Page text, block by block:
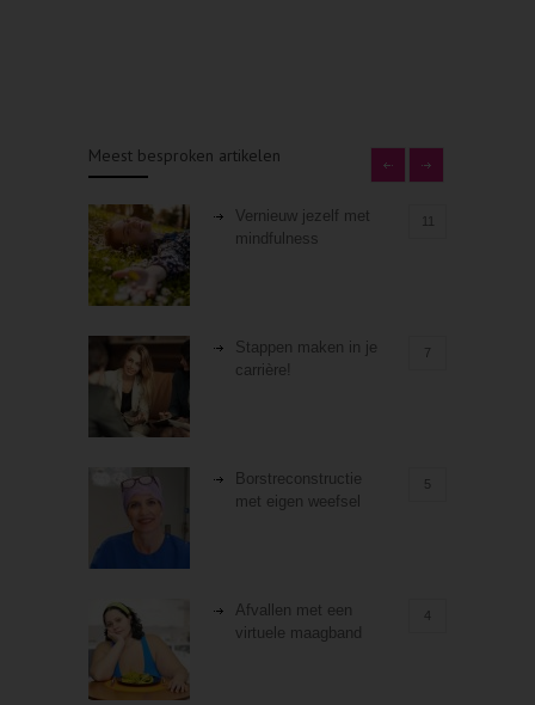
Meest besproken artikelen
Vernieuw jezelf met
mindfulness
Stappen maken in je
carrière!
7
Borstreconstructie
met eigen weefsel
5
Afvallen met een
virtuele maagband
4